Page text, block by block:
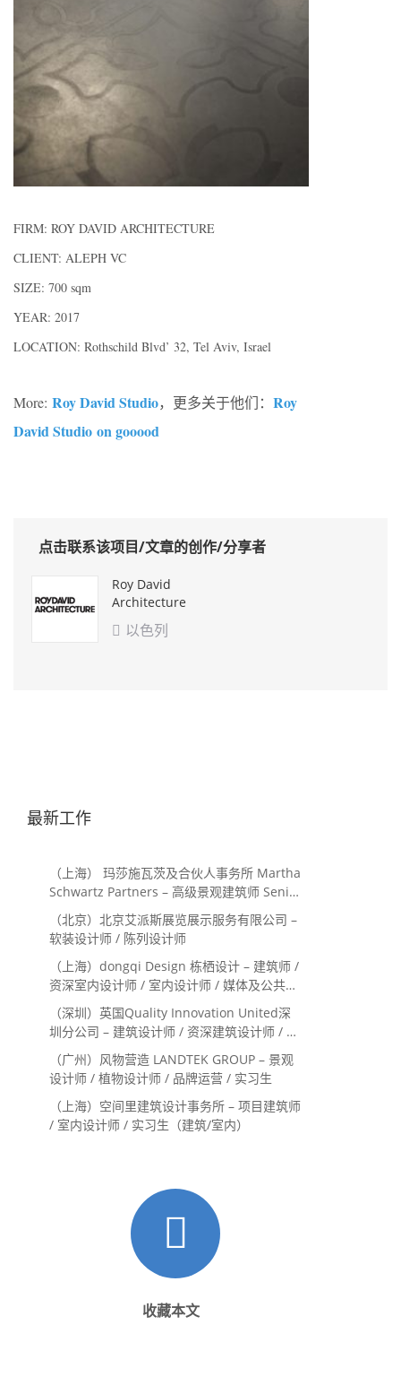
FIRM: ROY DAVID ARCHITECTURE
CLIENT: ALEPH VC
SIZE: 700 sqm
YEAR: 2017
LOCATION: Rothschild Blvd’ 32, Tel Aviv, Israel
More: Roy David Studio，更多关于他们： Roy
David Studio on gooood
点击联系该项目/文章的创作/分享者
Roy David
Architecture
 以色列
最新工作
（上海） 玛莎施瓦茨及合伙人事务所 Martha
Schwartz Partners – 高级景观建筑师 Senior
Landscape Designer / 景观建筑师
Landscape Designer
（北京）北京艾派斯展览展示服务有限公司 –
软装设计师 / 陈列设计师
（上海）dongqi Design 栋栖设计 – 建筑师 /
资深室内设计师 / 室内设计师 / 媒体及公共关
系主管 / 设计实习生（常年招聘）
（深圳）英国Quality Innovation United深
圳分公司 – 建筑设计师 / 资深建筑设计师 / 室
内设计师 / 设计实习生
（广州）风物营造 LANDTEK GROUP – 景观
设计师 / 植物设计师 / 品牌运营 / 实习生
（上海）空间里建筑设计事务所 – 项目建筑师
/ 室内设计师 / 实习生（建筑/室内）
收藏本文